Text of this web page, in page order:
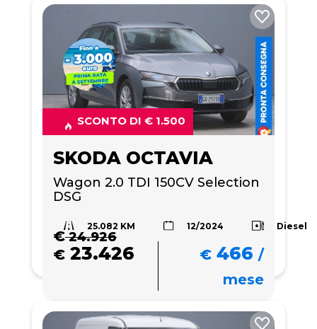
SCONTO DI € 1.500
SKODA OCTAVIA
Wagon 2.0 TDI 150CV Selection
DSG
25.082 KM 12/2024 Diesel
€24.926
€ 23.426 € 466 /
mese